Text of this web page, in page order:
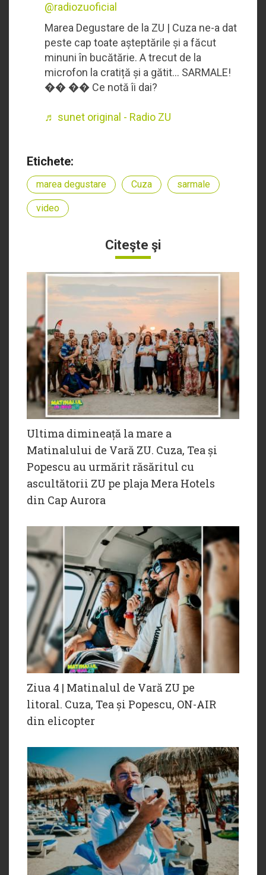
@radiozuoficial
Marea Degustare de la ZU | Cuza ne-a dat
peste cap toate așteptările și a făcut
minuni în bucătărie. A trecut de la
microfon la cratiță și a gătit… SARMALE!
�� �� Ce notă îi dai?
♬ sunet original - Radio ZU
Etichete:
marea degustare Cuza sarmale
video
Citeşte şi
Ultima dimineață la mare a
Matinalului de Vară ZU. Cuza, Tea și
Popescu au urmărit răsăritul cu
ascultătorii ZU pe plaja Mera Hotels
din Cap Aurora
Ziua 4 | Matinalul de Vară ZU pe
litoral. Cuza, Tea și Popescu, ON-AIR
din elicopter